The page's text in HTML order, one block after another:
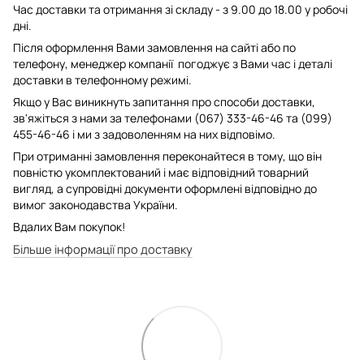
Час доставки та отримання зі складу - з 9.00 до 18.00 у робочі
дні.
Після оформлення Вами замовлення на сайті або по
телефону, менеджер компанії погоджує з Вами час і деталі
доставки в телефонному режимі.
Якщо у Вас виникнуть запитання про способи доставки,
зв'яжіться з нами за телефонами (067) 333-46-46 та (099)
455-46-46 і ми з задоволенням на них відповімо.
При отриманні замовлення переконайтеся в тому, що він
повністю укомплектований і має відповідний товарний
вигляд, а супровідні документи оформлені відповідно до
вимог законодавства України.
Вдалих Вам покупок!
Більше інформації про доставку